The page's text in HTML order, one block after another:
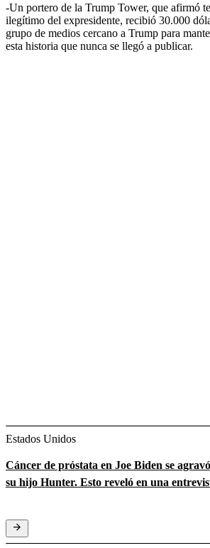
-Un portero de la Trump Tower, que afirmó
ilegítimo del expresidente, recibió 30.000
grupo de medios cercano a Trump para
esta historia que nunca se llegó a publicar.
Estados Unidos
Cáncer de próstata en Joe Biden se
su hijo Hunter. Esto reveló en una